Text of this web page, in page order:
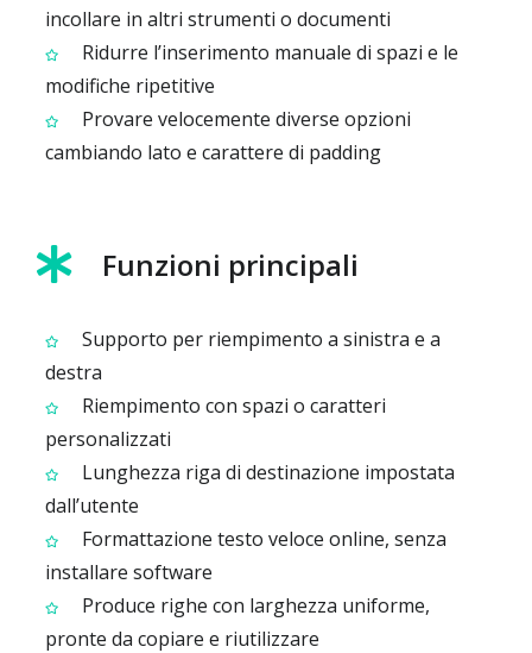
incollare in altri strumenti o documenti
Ridurre l’inserimento manuale di spazi e le
modifiche ripetitive
Provare velocemente diverse opzioni
cambiando lato e carattere di padding
Funzioni principali
Supporto per riempimento a sinistra e a
destra
Riempimento con spazi o caratteri
personalizzati
Lunghezza riga di destinazione impostata
dall’utente
Formattazione testo veloce online, senza
installare software
Produce righe con larghezza uniforme,
pronte da copiare e riutilizzare